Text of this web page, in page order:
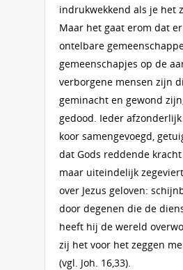
indrukwekkend als je het
Maar het gaat erom dat
ontelbare
gemeenschapjes op de
verborgene mensen zijn
geminacht en gewond
gedood. Ieder
koor samengevoegd,
dat Gods reddende
maar uiteindelijk
over Jezus geloven:
door degenen die de
heeft hij de wereld
zij het voor het zeggen
(vgl. Joh. 16,33).